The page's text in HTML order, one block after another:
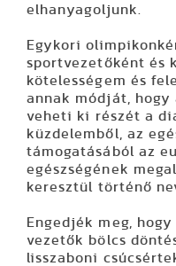
elhanyagoljunk.
Egykori
sportvezetőként és
kötelességem és
annak módját, hogy
veheti ki részét a
küzdelemből, az
támogatásából az
egészségének
keresztül történő
Engedjék meg,
vezetők bölcs
lisszaboni